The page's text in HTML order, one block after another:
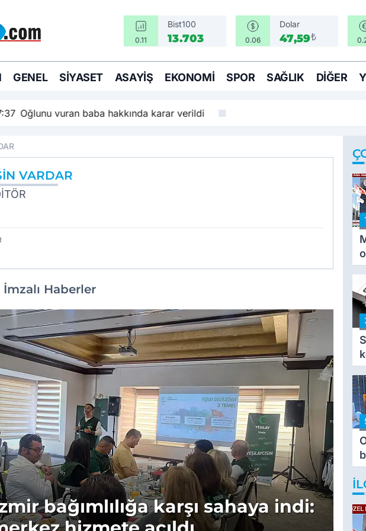
0.11
Bist100
13.703 0.06
Dolar
47,59₺
GENEL SIYASET ASAYIŞ EKONOMI SPOR SAĞLIK DIĞER
Oğlunu vuran baba hakkında karar verildi
VARDAR
İmzalı Haberler
bağımlılığa karşı sahaya indi: